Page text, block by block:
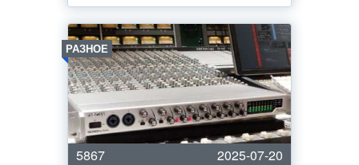
РАЗНОЕ
5867
2025-07-20